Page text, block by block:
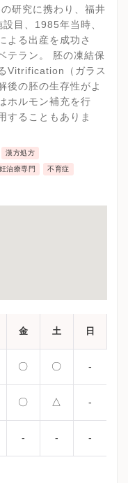
研究に携わり、福井
目、1985年当時、
よる出産を成功さ
テラン。 胚の凍結保
Vitrification（ガラス
後の胚の生存性がよ
ホルモン補充を行
することもありま
漢方処方
治療専門 不育症
金 土 日
〇 〇 -
〇 △ -
- - -